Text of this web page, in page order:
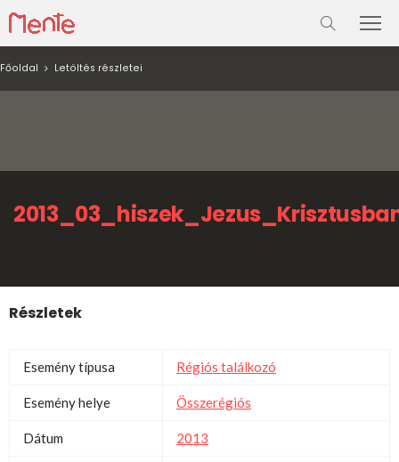
Főoldal Letöltés részletei
Részletek
Esemény típusa Régiós találkozó
Esemény helye Összerégiós
Dátum 2013